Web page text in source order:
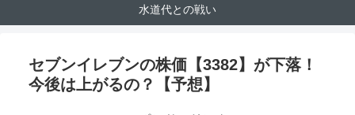
水道代との戦い
セブンイレブンの株価【3382】が下落！
今後は上がるの？【予想】